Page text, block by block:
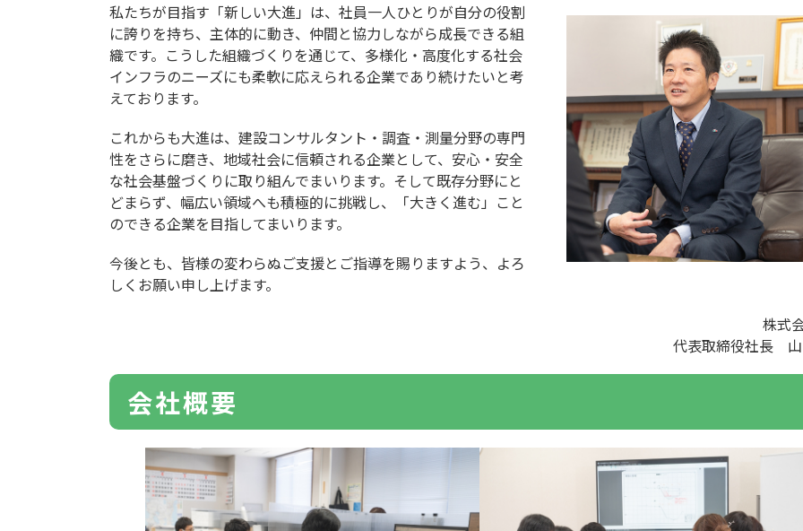
私たちが目指す「新しい大進」は、社員一人ひとりが自分の役割
に誇りを持ち、主体的に動き、仲間と協力しながら成長できる組
織です。こうした組織づくりを通じて、多様化・高度化する社会
インフラのニーズにも柔軟に応えられる企業であり続けたいと考
えております。
これからも大進は、建設コンサルタント・調査・測量分野の専門
性をさらに磨き、地域社会に信頼される企業として、安心・安全
な社会基盤づくりに取り組んでまいります。そして既存分野にと
どまらず、幅広い領域へも積極的に挑戦し、「大きく進む」こと
のできる企業を目指してまいります。
今後とも、皆様の変わらぬご支援とご指導を賜りますよう、よろ
しくお願い申し上げます。
株式
代表取締役社長
会社概要